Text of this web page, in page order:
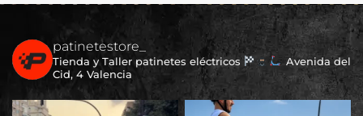
patinetestore_
Tienda y Taller patinetes eléctricos
Avenida del
Cid, 4 Valencia